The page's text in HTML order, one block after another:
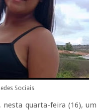
Sociais
nesta quarta-feira (16), um